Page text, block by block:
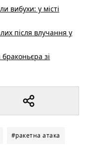
вибухи: у місті
після влучання у
зі
#ракетна атака